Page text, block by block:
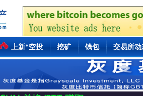
上新*空投 挖矿 钱包 交易所动